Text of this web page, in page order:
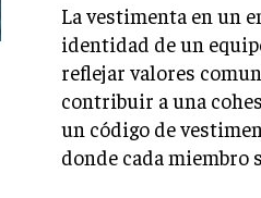
La vestimenta en un
identidad de un
reflejar valores
contribuir a una
un código de
donde cada miembro